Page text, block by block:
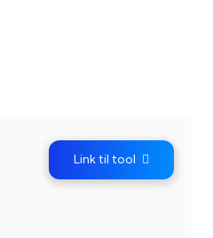
Link til tool